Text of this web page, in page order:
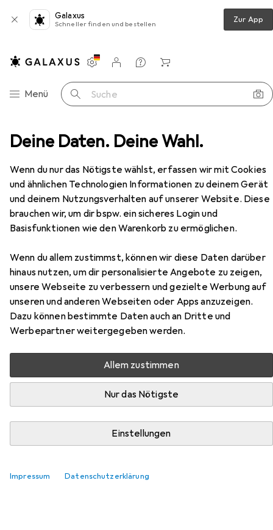
Deine Daten. Deine Wahl.
Wenn du nur das Nötigste wählst, erfassen wir mit Cookies
und ähnlichen Technologien Informationen zu deinem Gerät
und deinem Nutzungsverhalten auf unserer Website. Diese
brauchen wir, um dir bspw. ein sicheres Login und
Basisfunktionen wie den Warenkorb zu ermöglichen.
Wenn du allem zustimmst, können wir diese Daten darüber
hinaus nutzen, um dir personalisierte Angebote zu zeigen,
unsere Webseite zu verbessern und gezielte Werbung auf
unseren und anderen Webseiten oder Apps anzuzeigen.
Dazu können bestimmte Daten auch an Dritte und
Werbepartner weitergegeben werden.
Allem zustimmen
Nur das Nötigste
Einstellungen
Impressum Datenschutzerklärung
Galaxus
Schneller finden und bestellen Zur App
Navigation nach Kategorien
Menü Suche
Einstellungen
Kundenkonto
Vergleichslisten
Merklisten
Warenkorb
Sound Craft wireless headphones bluetooth ANC black
EUR
22,90
ForcellWired headphones F-AUDIO
Pro Sound Craft wireless headphones
bluetooth ANC black
ANC, 28 h, Kabellos
Zubehör für Forcell Wired
headphones F-AUDIO Pro Sound
Craft wireless headphones
bluetooth ANC black
Hier findest du passendes Zubehör zum Produkt Forcell
headphones bluetooth ANC black aus der Kategorie USB
Kabel.